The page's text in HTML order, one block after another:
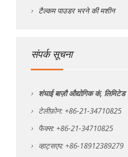
टैल्कम पाउडर भरने की मशीन
संपर्क सूचना
शंघाई बाज़ौ औद्योगिक कं, लिमिटेड
टेलीफ़ोन: +86-21-34710825
फैक्स: +86-21-34710825
व्हाट्सएप: +86-18912389279